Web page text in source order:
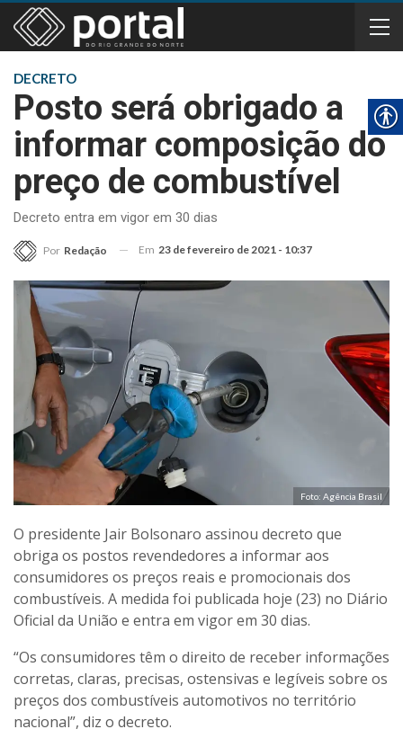
DECRETO
Posto será obrigado a
informar composição do
preço de combustível
Decreto entra em vigor em 30 dias
Por Redação Em 23 de fevereiro de 2021 - 10:37
Foto: Agência Brasil
O presidente Jair Bolsonaro assinou decreto que
obriga os postos revendedores a informar aos
consumidores os preços reais e promocionais dos
combustíveis. A medida foi publicada hoje (23) no Diário
Oficial da União e entra em vigor em 30 dias.
“Os consumidores têm o direito de receber informações
corretas, claras, precisas, ostensivas e legíveis sobre os
preços dos combustíveis automotivos no território
nacional”, diz o decreto.